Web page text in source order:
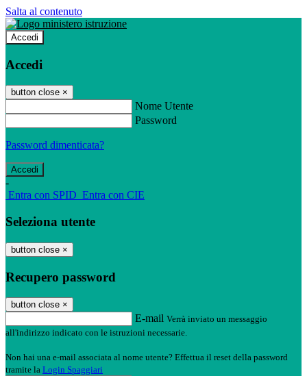
Salta al contenuto
Accedi
Accedi
button close ×
Nome Utente
Password
Password dimenticata?
-
Entra con SPID Entra con CIE
Seleziona utente
button close ×
Recupero password
button close ×
E-mail Verrà inviato un messaggio
all'indirizzo indicato con le istruzioni necessarie.
Non hai una e-mail associata al nome utente? Effettua il reset della password
tramite la Login Spaggiari